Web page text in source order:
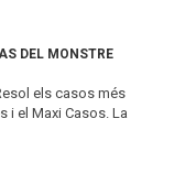
DEL MONSTRE
els casos més
i el Maxi Casos. La